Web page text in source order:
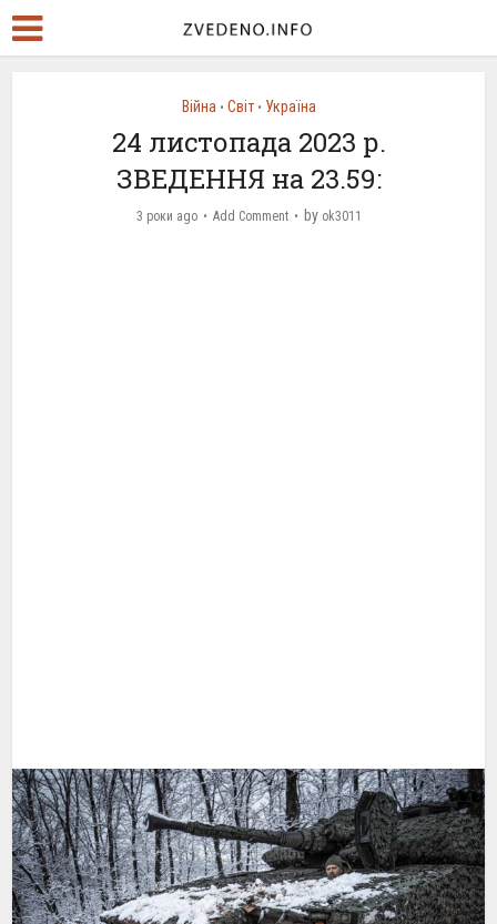
Війна • Світ • Україна
24 листопада 2023 р.
ЗВЕДЕННЯ на 23.59:
3 роки ago Add Comment by ok3011